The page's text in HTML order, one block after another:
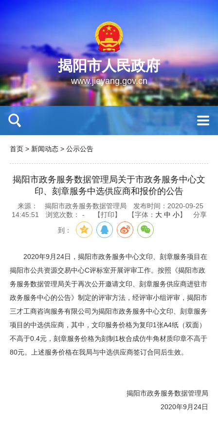
揭阳市人民政府
www.jieyang.gov.cn
首页 > 新闻动态 > 公示公告
揭阳市政务服务数据管理局关于市政务服务中心文
印、刻章服务中选供应商和报价的公告
来源： 揭阳市政务服务数据管理局
发布时间：2020-09-25
14:45:51
浏览次数： - 【打印】 【字体： 大 中 小】 分享
到：
2020年9月24日，揭阳市政务服务中心文印、刻章服务项目在
揭阳市公共资源交易中心C评标室开展评审工作。按照《揭阳市政
务服务数据管理局关于再次公开邀请文印、刻章服务供应商进驻市
政务服务中心的公告》制定的评审方法，经评审小组评审，揭阳市
三才工商咨询服务有限公司为揭阳市政务服务中心文印、刻章服务
项目的中选供应商，其中，文印服务价格为复印1张A4纸（双面）
不高于0.4元，刻章服务价格为刻制1枚合成仿牛角材质印章不高于
80元。上述服务价格在我局与中选供应商签订合同后生效。
揭阳市政务服务数据管理局
2020年9月24日